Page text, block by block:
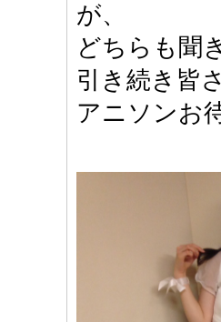
が、
どちらも聞
引き続き皆
アニソンお